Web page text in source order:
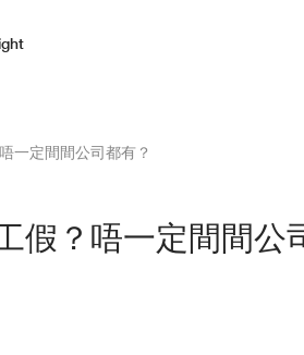
一定間間公司都有？
假？唔一定間間公